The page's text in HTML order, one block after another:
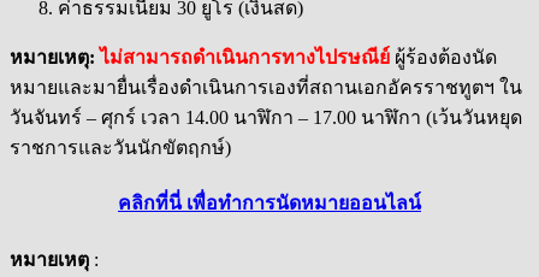
ค่าธรรมเนียม 30 ยูโร (เงินสด)
หมายเหตุ: ไม่สามารถดำเนินการทางไปรษณีย์ ผู้ร้องต้องนัด
หมายและมายื่นเรื่องดำเนินการเองที่สถานเอกอัครราชทูตฯ ใน
วันจันทร์ – ศุกร์ เวลา 14.00 นาฬิกา – 17.00 นาฬิกา (เว้นวันหยุด
ราชการและวันนักขัตฤกษ์)
คลิกที่นี่ เพื่อทำการนัดหมายออนไลน์
หมายเหตุ :